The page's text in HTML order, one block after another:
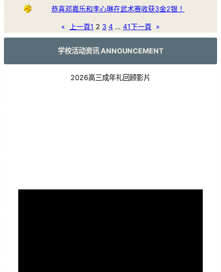
恭喜邓嘉乐和李心琳在武术赛收获3金2银！
« 上一頁1 2 3 4 … 41下一頁 »
学校活动资讯 ANNOUNCEMENT
2026高三成年礼回顾影片